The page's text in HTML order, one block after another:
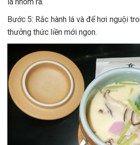
Bước 5: Rắc hành lá và để hơi nguội
thưởng thức liền mới ngon.